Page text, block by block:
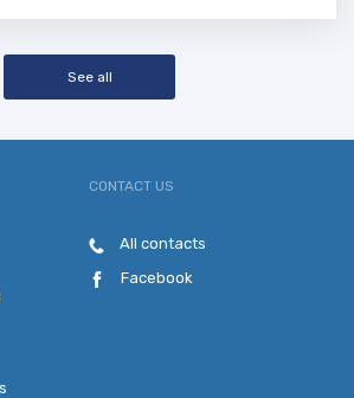
See all
CONTACT US
All contacts
Facebook